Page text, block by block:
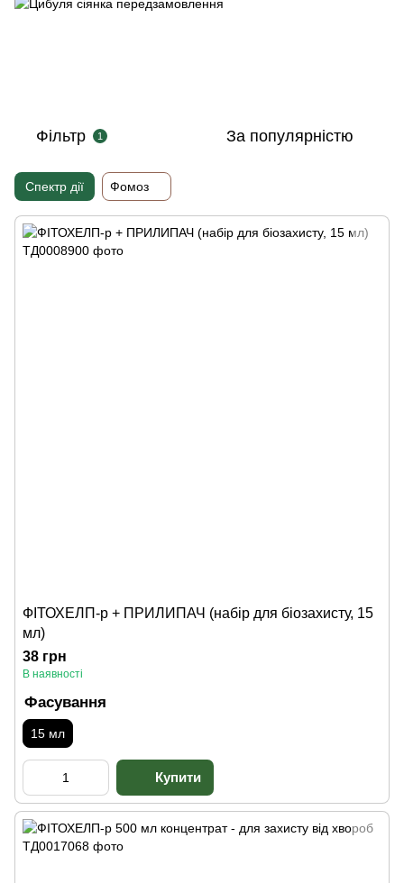
Фільтр 1 За популярністю
Спектр дії Фомоз
ФІТОХЕЛП-р + ПРИЛИПАЧ (набір для біозахисту, 15
мл)
38 грн
В наявності
Фасування
15 мл